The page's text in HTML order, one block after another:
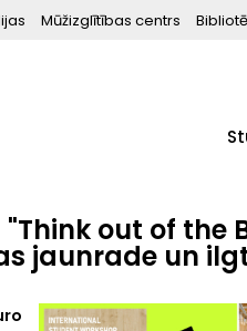
Mūžizglītības centrs
out of the
jaunrade un